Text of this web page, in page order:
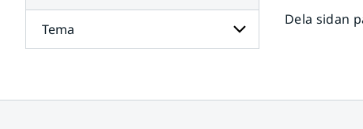
Tema
Tema
Dela sidan